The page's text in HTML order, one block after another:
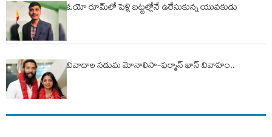
ఓయో రూమ్‌లో పెళ్లి బ‌ట్ట‌ల్లోనే ఉరేసుకున్న యువ‌కుడు
వివాదాల నడుమ మోనాలిసా-ఫర్మాన్ ఖాన్ వివాహం..